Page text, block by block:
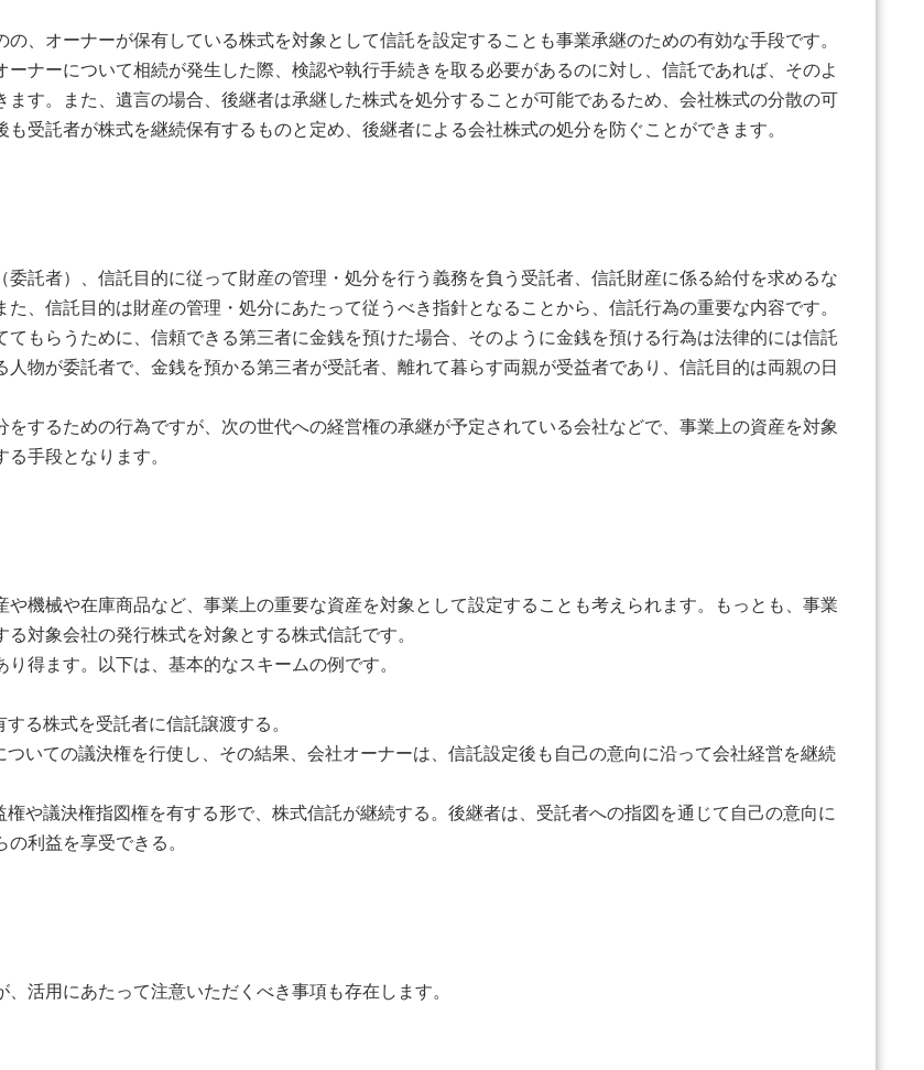
、オーナーが保有している株式を対象として信託を設定することも事業承継のための有効な手段です。
ナーについて相続が発生した際、検認や執行手続きを取る必要があるのに対し、信託であれば、そのよ
す。また、遺言の場合、後継者は承継した株式を処分することが可能であるため、会社株式の分散の可
受託者が株式を継続保有するものと定め、後継者による会社株式の処分を防ぐことができます。
託者）、信託目的に従って財産の管理・処分を行う義務を負う受託者、信託財産に係る給付を求めるな
、信託目的は財産の管理・処分にあたって従うべき指針となることから、信託行為の重要な内容です。
もらうために、信頼できる第三者に金銭を預けた場合、そのように金銭を預ける行為は法律的には信託
物が委託者で、金銭を預かる第三者が受託者、離れて暮らす両親が受益者であり、信託目的は両親の日
するための行為ですが、次の世代への経営権の承継が予定されている会社などで、事業上の資産を対象
手段となります。
機械や在庫商品など、事業上の重要な資産を対象として設定することも考えられます。もっとも、事業
対象会社の発行株式を対象とする株式信託です。
得ます。以下は、基本的なスキームの例です。
る株式を受託者に信託譲渡する。
いての議決権を行使し、その結果、会社オーナーは、信託設定後も自己の意向に沿って会社経営を継続
や議決権指図権を有する形で、株式信託が継続する。後継者は、受託者への指図を通じて自己の意向に
利益を享受できる。
活用にあたって注意いただくべき事項も存在します。